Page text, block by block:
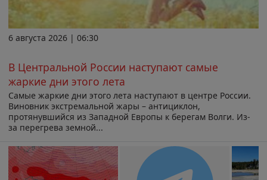
6 августа 2026 | 06:30
В Центральной России наступают самые
жаркие дни этого лета
Самые жаркие дни этого лета наступают в центре России.
Виновник экстремальной жары – антициклон,
протянувшийся из Западной Европы к берегам Волги. Из-
за перегрева земной...